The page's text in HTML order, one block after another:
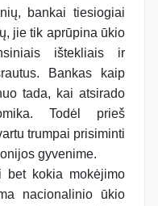
bankai tiesiogiai
jie tik aprūpina ūkio
ištekliais ir
Bankas kaip
tada, kai atsirado
Todėl prieš
trumpai prisiminti
gyvenime.
bet kokia mokėjimo
nacionalinio ūkio